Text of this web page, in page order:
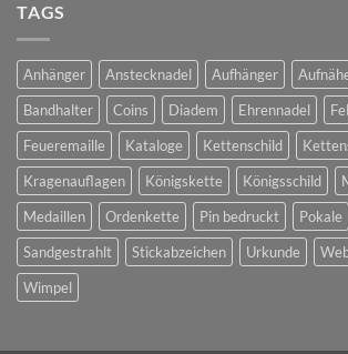
TAGS
Anhänger Anstecknadel Aufhänger
Bandhalter
Coins Diadem Ehrennadel
Feueremaille
Kataloge Kettenschild
Kragenauflagen
Königskette Königsschild
Medaillen
Ordenkette Pin bedruckt Pokale
Sandgestrahlt
Stickabzeichen Urkunde
Wimpel